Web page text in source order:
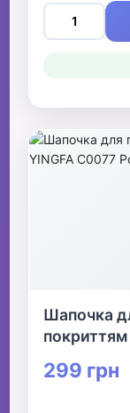
Шапочка
299 грн